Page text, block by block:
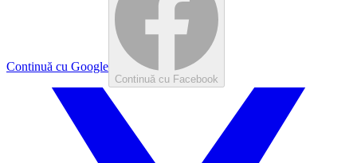
Continuă cu Google
Continuă cu Facebook